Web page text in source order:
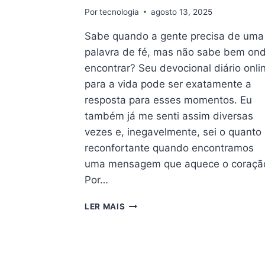
Por tecnologia agosto 13, 2025
Sabe quando a gente precisa de uma
palavra de fé, mas não sabe bem
encontrar? Seu devocional diário
para a vida pode ser exatamente a
resposta para esses momentos. Eu
também já me senti assim diversas
vezes e, inegavelmente, sei o quanto
reconfortante quando encontramos
uma mensagem que aquece o
Por…
LER MAIS SEU